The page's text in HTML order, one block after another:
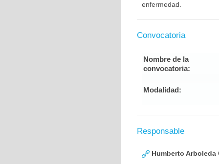
enfermedad.
Convocatoria
Nombre de la
convocatoria:
Modalidad:
Responsable
Humberto Arboleda